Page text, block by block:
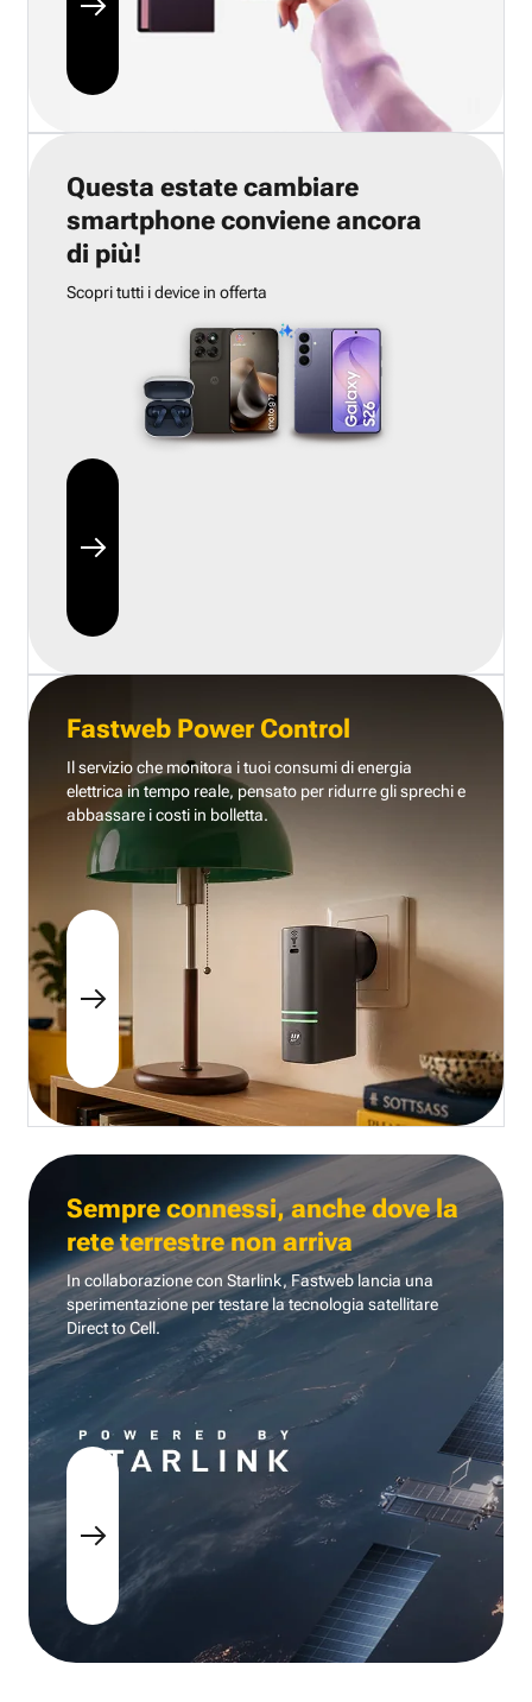
Questa estate cambiare
smartphone conviene ancora
di più!
Scopri tutti i device in offerta
Fastweb Power Control
Il servizio che monitora i tuoi consumi di energia
elettrica in tempo reale, pensato per ridurre gli sprechi e
abbassare i costi in bolletta.
Sempre connessi, anche dove la
rete terrestre non arriva
In collaborazione con Starlink, Fastweb lancia una
sperimentazione per testare la tecnologia satellitare
Direct to Cell.